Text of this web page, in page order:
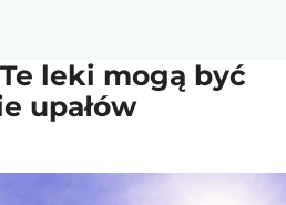
leki mogą być
upałów